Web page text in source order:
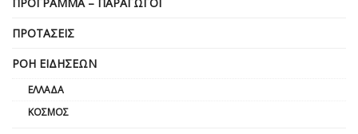
ΠΡΟΤΆΣΕΙΣ
ΡΟΉ ΕΙΔΉΣΕΩΝ
ΕΛΛΆΔΑ
ΚΌΣΜΟΣ